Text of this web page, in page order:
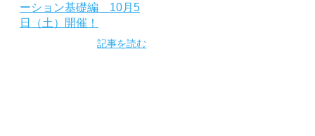
ーション基礎編 10月5
日（土）開催！
記事を読む